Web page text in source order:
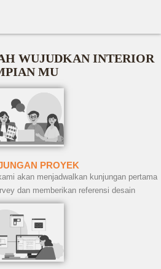
WUJUDKAN INTERIOR
MU
PROYEK
akan menjadwalkan kunjungan pertama
dan memberikan referensi desain